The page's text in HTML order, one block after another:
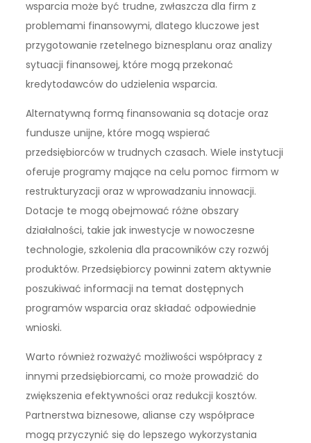
wsparcia może być trudne, zwłaszcza dla firm z
problemami finansowymi, dlatego kluczowe jest
przygotowanie rzetelnego biznesplanu oraz analizy
sytuacji finansowej, które mogą przekonać
kredytodawców do udzielenia wsparcia.
Alternatywną formą finansowania są dotacje oraz
fundusze unijne, które mogą wspierać
przedsiębiorców w trudnych czasach. Wiele instytucji
oferuje programy mające na celu pomoc firmom w
restrukturyzacji oraz w wprowadzaniu innowacji.
Dotacje te mogą obejmować różne obszary
działalności, takie jak inwestycje w nowoczesne
technologie, szkolenia dla pracowników czy rozwój
produktów. Przedsiębiorcy powinni zatem aktywnie
poszukiwać informacji na temat dostępnych
programów wsparcia oraz składać odpowiednie
wnioski.
Warto również rozważyć możliwości współpracy z
innymi przedsiębiorcami, co może prowadzić do
zwiększenia efektywności oraz redukcji kosztów.
Partnerstwa biznesowe, alianse czy współprace
mogą przyczynić się do lepszego wykorzystania